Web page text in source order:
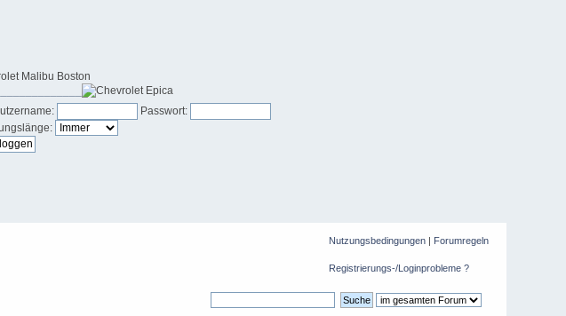
Passwort:
Nutzungsbedingungen| Forumregeln
Registrierungs-/Loginprobleme ?